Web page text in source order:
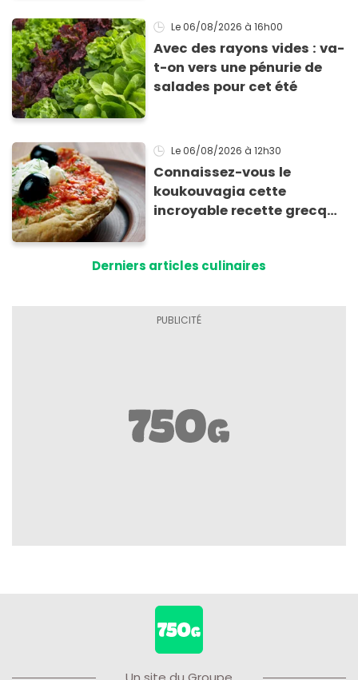
Le 06/08/2026 à 16h00
Avec des rayons vides : va-
t-on vers une pénurie de
salades pour cet été
Le 06/08/2026 à 12h30
Connaissez-vous le
koukouvagia cette
incroyable recette grecque
Derniers articles culinaires